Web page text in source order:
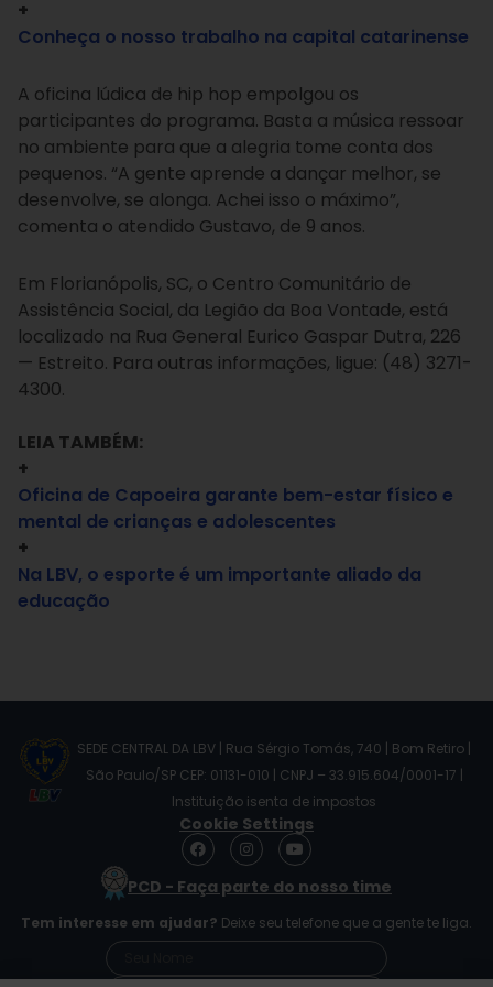
+
Conheça o nosso trabalho na capital catarinense
A oficina lúdica de hip hop empolgou os
participantes do programa. Basta a música ressoar
no ambiente para que a alegria tome conta dos
pequenos. “A gente aprende a dançar melhor, se
desenvolve, se alonga. Achei isso o máximo”,
comenta o atendido Gustavo, de 9 anos.
Em Florianópolis, SC, o Centro Comunitário de
Assistência Social, da Legião da Boa Vontade, está
localizado na Rua General Eurico Gaspar Dutra, 226
— Estreito. Para outras informações, ligue: (48) 3271-
4300.
LEIA TAMBÉM:
+
Oficina de Capoeira garante bem-estar físico e
mental de crianças e adolescentes
+
Na LBV, o esporte é um importante aliado da
educação
SEDE CENTRAL DA LBV | Rua Sérgio Tomás, 740 | Bom Retiro |
São Paulo/SP CEP: 01131-010 | CNPJ – 33.915.604/0001-17 |
Instituição isenta de impostos
Cookie Settings
F
a
e
o
o
I
n
s
t
g
r
m
Y
o
t
b
e
PCD - Faça parte do nosso time
Tem interesse em ajudar? Deixe seu telefone que a gente te liga.